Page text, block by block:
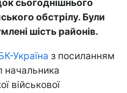
сьогоднішнього
обстрілу. Були
шість районів.
Україна з посиланням
начальника
військової